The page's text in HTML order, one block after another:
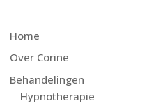
Home
Over Corine
Behandelingen
Hypnotherapie